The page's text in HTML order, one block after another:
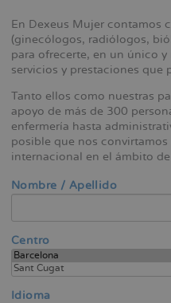
ayuda
a
la
navegación
En Dexeus Mujer contamos
(ginecólogos, radiólogos,
para ofrecerte, en un único
servicios y prestaciones que
Tanto ellos como nuestras
apoyo de más de 300
enfermería hasta
posible que nos
internacional en el ámbito
Nombre / Apellido
Centro
Idioma